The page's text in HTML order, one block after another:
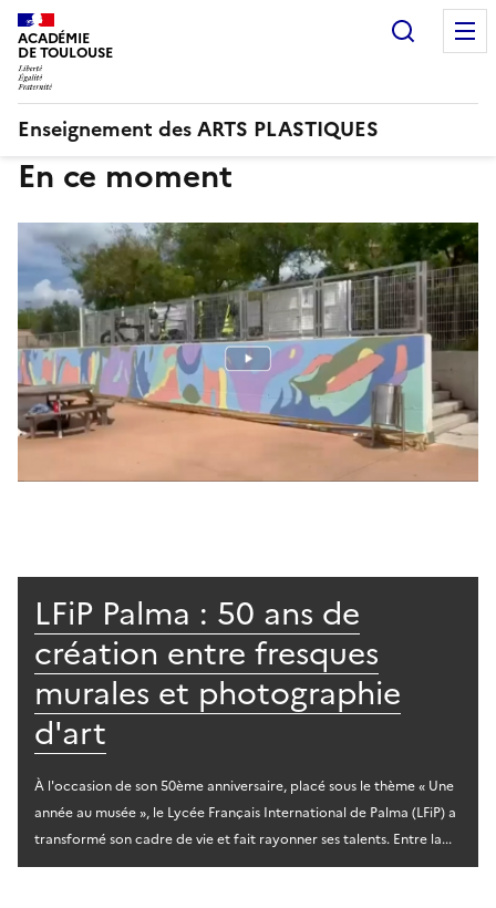
ACADÉMIE
DE TOULOUSE
Enseignement des ARTS PLASTIQUES
En ce moment
LFiP Palma : 50 ans de
création entre fresques
murales et photographie
d'art
À l'occasion de son 50ème anniversaire, placé sous le thème « Une
année au musée », le Lycée Français International de Palma (LFiP) a
transformé son cadre de vie et fait rayonner ses talents. Entre la...